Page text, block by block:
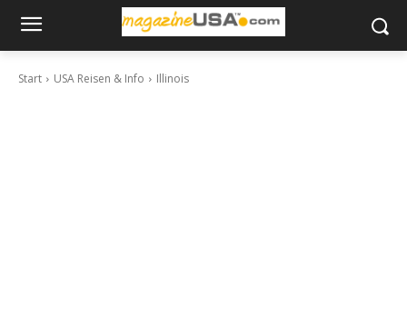
Start USA Reisen & Info Illinois